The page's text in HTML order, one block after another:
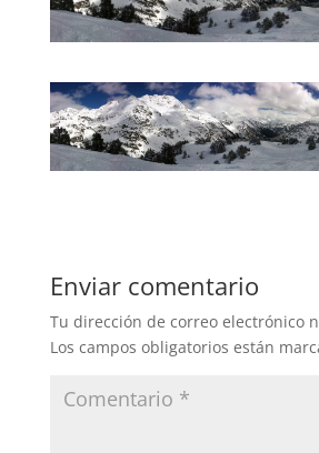
Enviar comentario
Tu dirección de correo electrónico
Los campos obligatorios están